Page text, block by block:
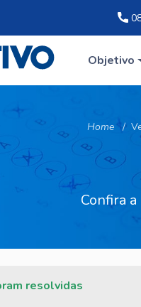
Objetivo
Home
Confira
resolvidas